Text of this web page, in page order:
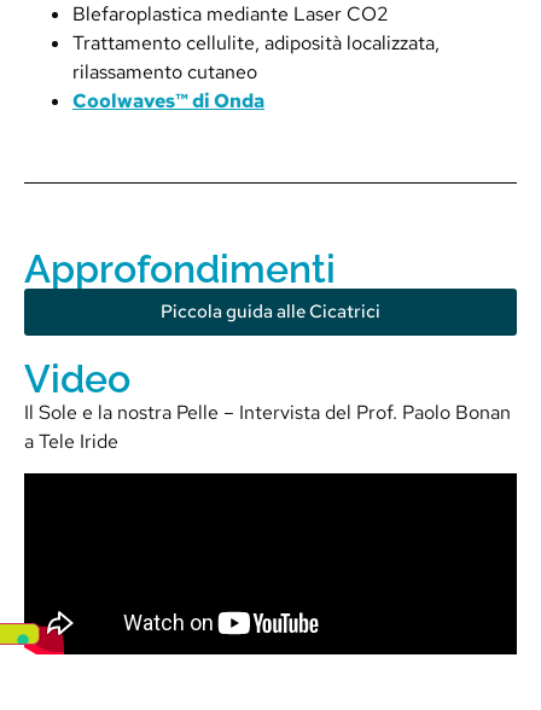
Blefaroplastica mediante Laser CO2
Trattamento cellulite, adiposità localizzata,
rilassamento cutaneo
Coolwaves™ di Onda
Approfondimenti
Piccola guida alle Cicatrici
Video
Il Sole e la nostra Pelle – Intervista del Prof. Paolo Bonan
a Tele Iride